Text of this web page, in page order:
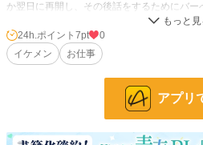
か翌日に再開し、その後話をするためにバー
真面目系イケメン×フツメン（固定）。不定期
アルファポリスさんは初なので、何かシステ
お願いいたします。
37,056 位 / 228,608 件
24h.ポイント 7pt
0
イケメン
お仕事
アプリ